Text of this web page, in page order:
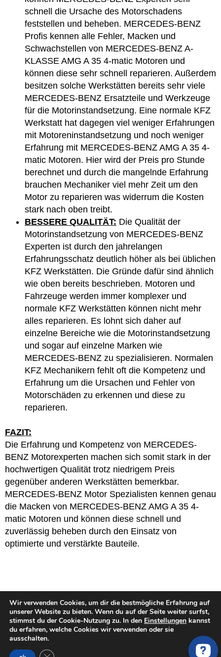
schnell die Ursache des Motorschadens
feststellen und beheben. MERCEDES-BENZ
Profis kennen alle Fehler, Macken und
Schwachstellen von MERCEDES-BENZ A-
KLASSE AMG A 35 4-matic Motoren und
können diese sehr schnell reparieren. Außerdem
besitzen solche Werkstätten bereits sehr viele
MERCEDES-BENZ Ersatzteile und Werkzeuge
für die Motorinstandsetzung. Eine normale KFZ
Werkstatt hat dagegen viel weniger Erfahrungen
mit Motoreninstandsetzung und noch weniger
Erfahrung mit MERCEDES-BENZ AMG A 35 4-
matic Motoren. Hier wird der Preis pro Stunde
berechnet und durch die mangelnde Erfahrung
brauchen Mechaniker viel mehr Zeit um den
Motor zu reparieren was widerrum die Kosten
stark nach oben treibt.
BESSERE QUALITÄT: Die Qualität der
Motorinstandsetzung von MERCEDES-BENZ
Experten ist durch den jahrelangen
Erfahrungsschatz deutlich höher als bei üblichen
KFZ Werkstätten. Die Gründe dafür sind ähnlich
wie oben bereits beschrieben. Motoren und
Fahrzeuge werden immer komplexer und
normale KFZ Werkstätten können nicht mehr
alles reparieren. Es lohnt sich daher auf
einzelne Bereiche wie die Motorinstandsetzung
und sogar auf einzelne Marken wie
MERCEDES-BENZ zu spezialisieren. Normalen
KFZ Mechanikern fehlt oft die Kompetenz und
Erfahrung um die Ursachen und Fehler von
Motorschäden zu erkennen und diese zu
reparieren.
FAZIT:
Die Erfahrung und Kompetenz von MERCEDES-
BENZ Motorexperten machen sich somit stark in der
hochwertigen Qualität trotz niedrigem Preis
gegenüber anderen Werkstätten bemerkbar.
MERCEDES-BENZ Motor Spezialisten kennen genau
die Macken von MERCEDES-BENZ AMG A 35 4-
matic Motoren und können diese schnell und
zuverlässig beheben durch den Einsatz von
optimierte und verstärkte Bauteile.
PREISE VERGLEICHEN für deine
Motorinstandsetzung
MERCEDES A-KLASSE W177
Wir verwenden Cookies, um dir die bestmögliche Erfahrung auf
unserer Website zu bieten. Wenn du auf der Seite weiter surfst,
stimmst du der Cookie-Nutzung zu. In den Einstellungen kannst
du erfahren, welche Cookies wir verwenden oder sie
ausschalten.
GDPR Cookie-Banner schließen